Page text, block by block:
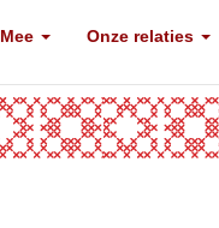
Onze relaties